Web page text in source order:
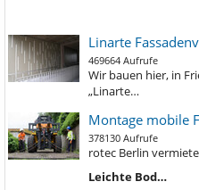
Linarte
469664 Aufrufe
Wir bauen hier, in
„Linarte…
Montage mobile
378130 Aufrufe
rotec Berlin
Leichte Bod…